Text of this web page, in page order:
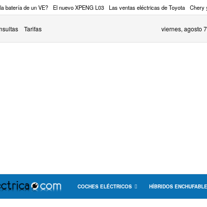
batería de un VE? El nuevo XPENG L03 Las ventas eléctricas de Toyota Chery
Tarifas viernes, agosto
COCHES ELÉCTRICOS HÍBRIDOS